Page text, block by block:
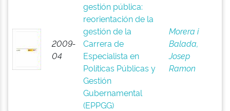
2009-
04
gestión pública:
reorientación de la
gestión de la
Carrera de
Especialista en
Políticas Públicas y
Gestión
Gubernamental
(EPPGG)
Morera i
Balada,
Josep
Ramon